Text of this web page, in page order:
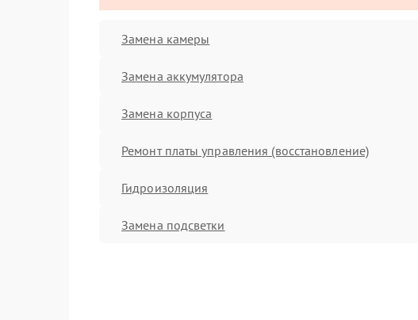
Замена камеры
Замена аккумулятора
Замена корпуса
Ремонт платы управления (восстановление)
Гидроизоляция
Замена подсветки